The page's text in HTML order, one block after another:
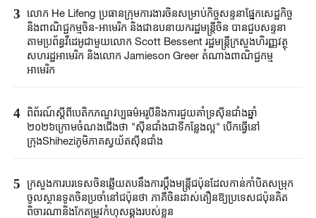
3 លោក He Lifeng ប្រធានក្រុមការងារចិនសម្រាប់កិច្ចសន្ទនាផ្នែកសេដ្ឋកិច្ច
និងពាណិជ្ជកម្មចិន-អាមេរិក និងជាឧបនាយករដ្ឋមន្រ្តីចិន បានជួបសន្ទនា
តាមប្រព័ន្ធវីដេអូជាមួយលោក Scott Bessent រដ្ឋមន្ត្រីក្រសួងហិរញ្ញវត្ថុ
សហរដ្ឋអាមេរិក និងលោក Jamieson Greer តំណាងពាណិជ្ជកម្ម
អាមេរិក
4 ពិព័រណ៍ស្តីពីបេតិកភណ្ឌវប្បធម៌អរូបីនិងការជួយគាំទ្រស៊ីនជាំងឆ្នាំ
២០២៦ក្រោមចំណងជើងថា "ស៊ីនជាំងជាទីកន្លែងល្អ" បើកធ្វើនៅ
ក្រុងShiheziភូមិភាគស្វយ័តស៊ីនជាំង
5 ក្រសួងការបរទេសចិនឆ្លើយតបនឹងការប្តឹងមន្ត្រីជប៉ុនដែលកាន់កាំបិតសម្រុក
ចូលស្ថានទូតចិនប្រចាំនៅជប៉ុនថា ភាគីចិនដាស់តឿនឱ្យប្រទេសជប៉ុនគិត
ពិចារណានិងកែតម្រូវកំហុសឆ្គងរបស់ខ្លួន